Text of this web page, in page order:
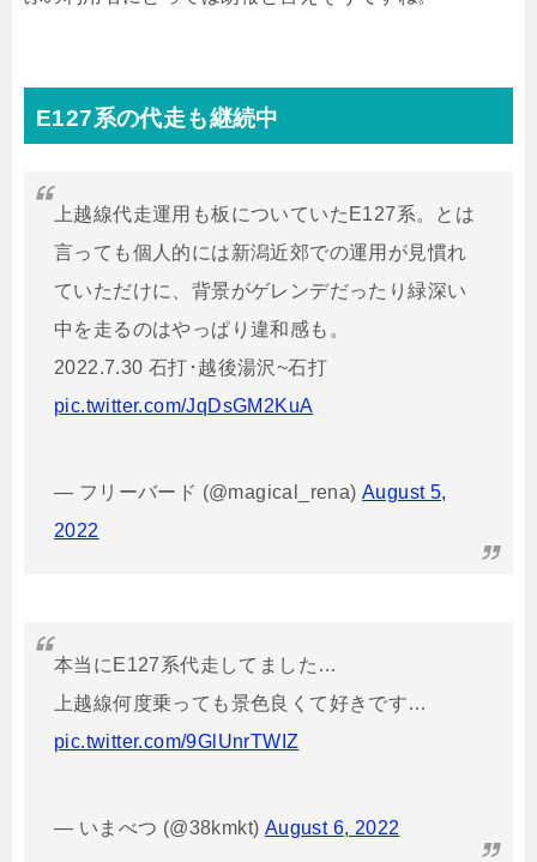
E127系の代走も継続中
上越線代走運用も板についていたE127系。とは
言っても個人的には新潟近郊での運用が見慣れ
ていただけに、背景がゲレンデだったり緑深い
中を走るのはやっぱり違和感も。
2022.7.30 石打･越後湯沢~石打
pic.twitter.com/JqDsGM2KuA
— フリーバード (@magical_rena) August 5,
2022
本当にE127系代走してました…
上越線何度乗っても景色良くて好きです…
pic.twitter.com/9GlUnrTWIZ
— いまべつ (@38kmkt) August 6, 2022